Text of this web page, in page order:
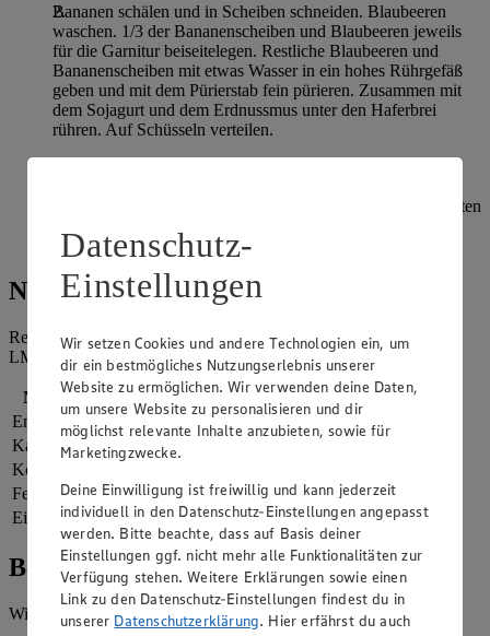
Bananen schälen und in Scheiben schneiden. Blaubeeren
waschen. 1/3 der Bananenscheiben und Blaubeeren jeweils
für die Garnitur beiseitelegen. Restliche Blaubeeren und
Bananenscheiben mit etwas Wasser in ein hohes Rührgefäß
geben und mit dem Pürierstab fein pürieren. Zusammen mit
dem Sojagurt und dem Erdnussmus unter den Haferbrei
rühren. Auf Schüsseln verteilen.
Frühstücksbowl mit Bananenscheiben, Blaubeeren, gerösteten
beträufeln und servieren.
Nährwerte
Referenzmenge für einen durchschnittlichen Erwachsenen laut
LMIV (8.400 kJ/2.000 kcal).
Nährwerte
pro Portion
Energie
2.761 kj (33 %)
Kalorien
660 kcal (33 %)
Kohlenhydrate
Fett
28 g
Eiweiß
16 g
Bewertung
Wie hat es dir geschmeckt?
Datenschutz-
Einstellungen
Wir setzen Cookies und andere Technologien ein, um
dir ein bestmögliches Nutzungserlebnis unserer
Website zu ermöglichen. Wir verwenden deine Daten,
um unsere Website zu personalisieren und dir
möglichst relevante Inhalte anzubieten, sowie für
Marketingzwecke.
Deine Einwilligung ist freiwillig und kann jederzeit
individuell in den Datenschutz-Einstellungen angepasst
werden. Bitte beachte, dass auf Basis deiner
Einstellungen ggf. nicht mehr alle Funktionalitäten zur
Verfügung stehen. Weitere Erklärungen sowie einen
Link zu den Datenschutz-Einstellungen findest du in
unserer Datenschutzerklärung. Hier erfährst du auch